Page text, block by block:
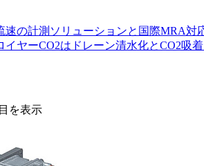
速の計測ソリューションと国際MRA対
イヤーCO2はドレーン清水化とCO2吸
を表示